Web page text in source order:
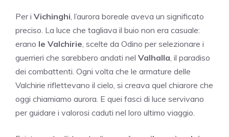
Per i Vichinghi, l’aurora boreale aveva un significato
preciso. La luce che tagliava il buio non era casuale:
erano le Valchirie, scelte da Odino per selezionare i
guerrieri che sarebbero andati nel Valhalla, il paradiso
dei combattenti. Ogni volta che le armature delle
Valchirie riflettevano il cielo, si creava quel chiarore che
oggi chiamiamo aurora. E quei fasci di luce servivano
per guidare i valorosi caduti nel loro ultimo viaggio.